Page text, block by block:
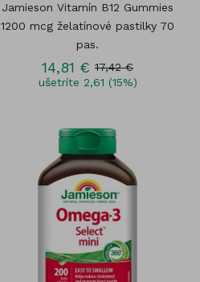
Jamieson Vitamín B12 Gummies
1200 mcg želatínové pastilky 70
pas.
14,81 € 17,42 €
ušetríte 2,61 (15%)